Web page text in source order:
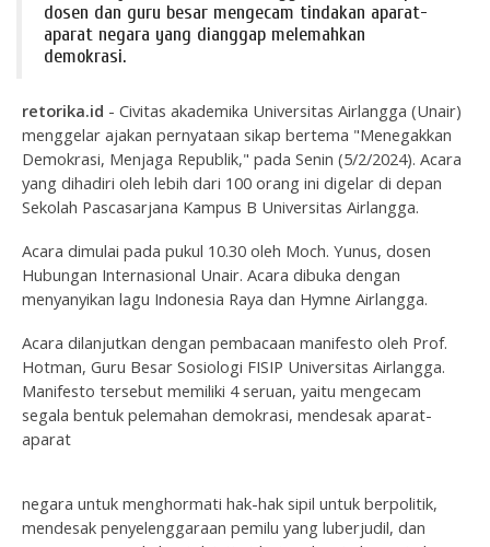
dosen dan guru besar mengecam tindakan aparat-
aparat negara yang dianggap melemahkan
demokrasi.
retorika.id - Civitas akademika Universitas Airlangga (Unair)
menggelar ajakan pernyataan sikap bertema "Menegakkan
Demokrasi, Menjaga Republik," pada Senin (5/2/2024). Acara
yang dihadiri oleh lebih dari 100 orang ini digelar di depan
Sekolah Pascasarjana Kampus B Universitas Airlangga.
Acara dimulai pada pukul 10.30 oleh Moch. Yunus, dosen
Hubungan Internasional Unair. Acara dibuka dengan
menyanyikan lagu Indonesia Raya dan Hymne Airlangga.
Acara dilanjutkan dengan pembacaan manifesto oleh Prof.
Hotman, Guru Besar Sosiologi FISIP Universitas Airlangga.
Manifesto tersebut memiliki 4 seruan, yaitu mengecam
segala bentuk pelemahan demokrasi, mendesak aparat-
aparat
negara untuk menghormati hak-hak sipil untuk berpolitik,
mendesak penyelenggaraan pemilu yang luberjudil, dan